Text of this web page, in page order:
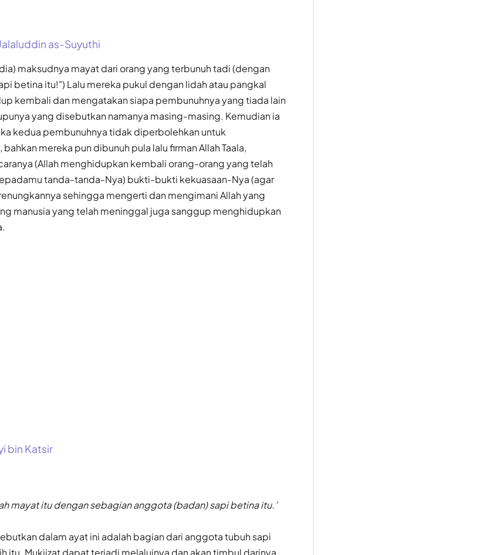
as-Suyuthi
maksudnya mayat dari orang yang terbunuh tadi (dengan
betina itu!") Lalu mereka pukul dengan lidah atau pangkal
kembali dan mengatakan siapa pembunuhnya yang tiada lain
yang disebutkan namanya masing-masing. Kemudian ia
kedua pembunuhnya tidak diperbolehkan untuk
mereka pun dibunuh pula lalu firman Allah Taala,
(Allah menghidupkan kembali orang-orang yang telah
tanda-tanda-Nya) bukti-bukti kekuasaan-Nya (agar
sehingga mengerti dan mengimani Allah yang
manusia yang telah meninggal juga sanggup menghidupkan
bin Katsir
mayat itu dengan sebagian anggota (badan) sapi betina itu.’
dalam ayat ini adalah bagian dari anggota tubuh sapi
itu. Mukjizat dapat terjadi melaluinya dan akan timbul darinya